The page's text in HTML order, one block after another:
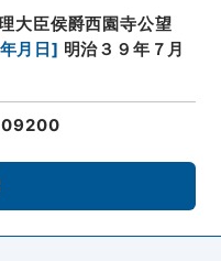
大臣侯爵西園寺公望
月日] 明治３９年７月